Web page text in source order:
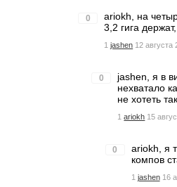
0
ariokh, на
3,2 гига
1 jashen 12 августа
0
jashen, я в
нехватало
не хотеть
1 ariokh 15
0
ariokh, я
компов
1 jashen 16